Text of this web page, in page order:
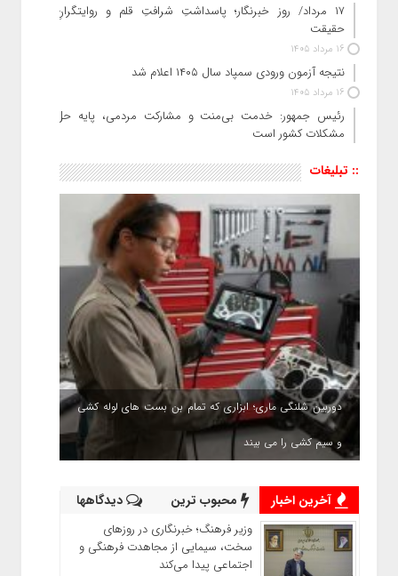
۱۷ مرداد/ روز خبرنگار؛ پاسداشتِ شرافتِ قلم و روایتگرانِ
حقیقت
16 مرداد 1405
نتیجه آزمون ورودی سمپاد سال ۱۴۰۵ اعلام شد
16 مرداد 1405
رئیس جمهور: خدمت بی‌منت و مشارکت مردمی، پایه حل
مشکلات کشور است
:: تبلیغات
دوربین شلنگی ماری؛ ابزاری که تمام بن بست های لوله کشی
و سیم کشی را می بیند
آخرین اخبار محبوب ترین دیدگاهها
وزیر فرهنگ؛ خبرنگاری در روزهای
سخت، سیمایی از مجاهدت فرهنگی و
اجتماعی پیدا می‌کند